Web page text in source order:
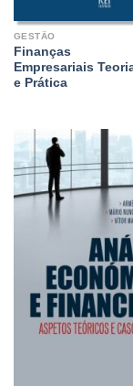
GESTÃO
Finanças
Empresariais
e Prática